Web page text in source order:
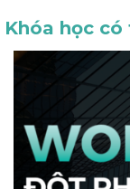
Khóa học